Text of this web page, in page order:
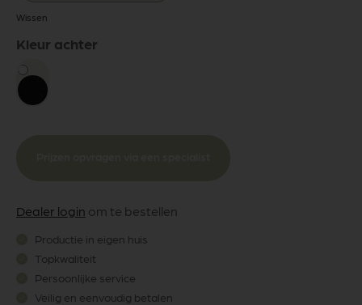
Wissen
Kleur achter
Dealer login om te bestellen
Productie in eigen huis
Topkwaliteit
Persoonlijke service
Veilig en eenvoudig betalen